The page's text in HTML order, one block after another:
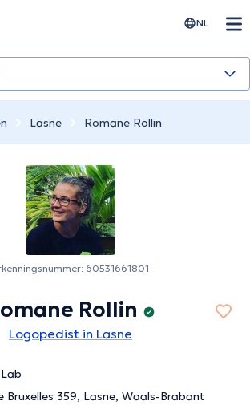
NL
Lasne Romane Rollin
60531661801
Rollin
Logopedist in Lasne
Bruxelles 359, Lasne, Waals-Brabant